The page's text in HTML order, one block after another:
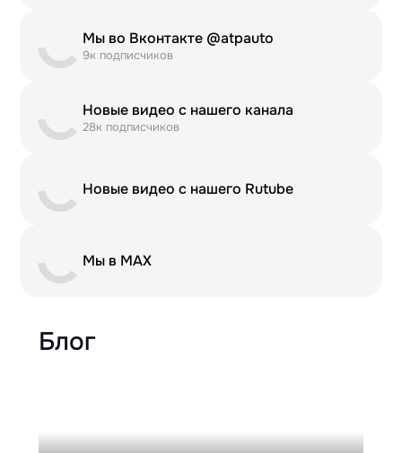
Мы во Вконтакте @atpauto
9к подписчиков
Новые видео с нашего канала
28к подписчиков
Новые видео с нашего Rutube
Мы в MAX
Блог